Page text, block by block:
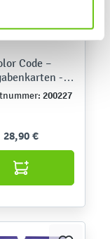
Code –
-
200227
28,90 €